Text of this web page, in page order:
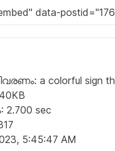
a colorful sign
sec
5:45:47 AM